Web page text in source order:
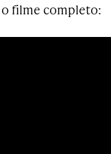
filme completo: